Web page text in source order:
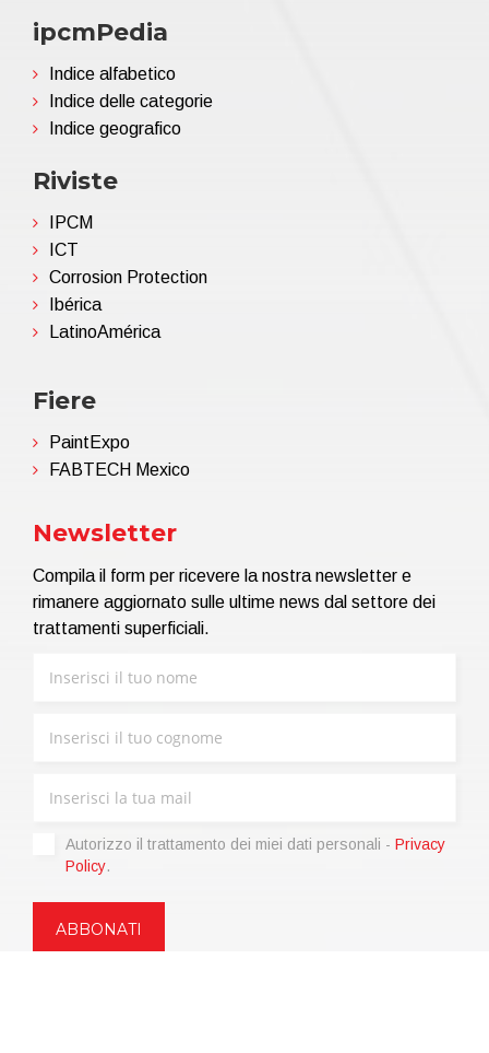
ipcmPedia
Indice alfabetico
Indice delle categorie
Indice geografico
Riviste
IPCM
ICT
Corrosion Protection
Ibérica
LatinoAmérica
Fiere
PaintExpo
FABTECH Mexico
Newsletter
Compila il form per ricevere la nostra newsletter e
rimanere aggiornato sulle ultime news dal settore dei
trattamenti superficiali.
Autorizzo il trattamento dei miei dati personali - Privacy
Policy.